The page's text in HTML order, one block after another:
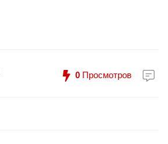
0 Просмотров